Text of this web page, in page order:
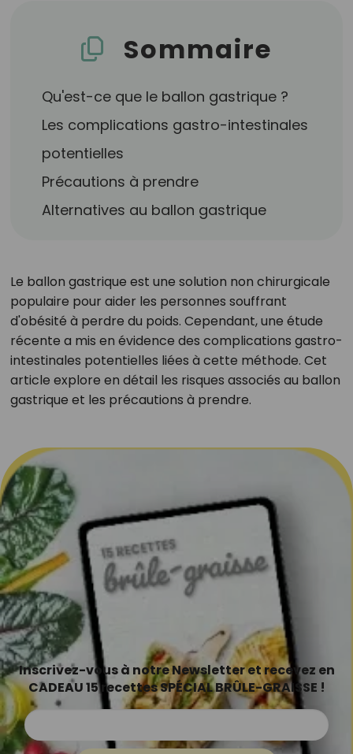
Sommaire
Qu'est-ce que le ballon gastrique ?
Les complications gastro-intestinales
potentielles
Précautions à prendre
Alternatives au ballon gastrique
Le ballon gastrique est une solution non chirurgicale
populaire pour aider les personnes souffrant
d'obésité à perdre du poids. Cependant, une étude
récente a mis en évidence des complications gastro-
intestinales potentielles liées à cette méthode. Cet
article explore en détail les risques associés au ballon
gastrique et les précautions à prendre.
Inscrivez-vous à notre Newsletter et recevez en
CADEAU 15 recettes SPÉCIAL BRÛLE-GRAISSE !